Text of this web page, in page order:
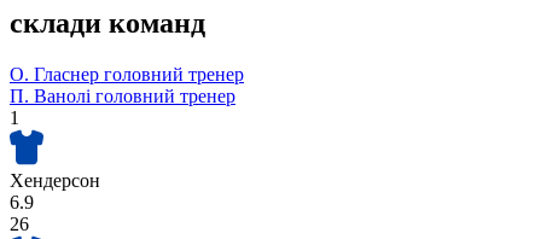
склади команд
О. Гласнер головний тренер
П. Ванолі головний тренер
1
Хендерсон
6.9
26